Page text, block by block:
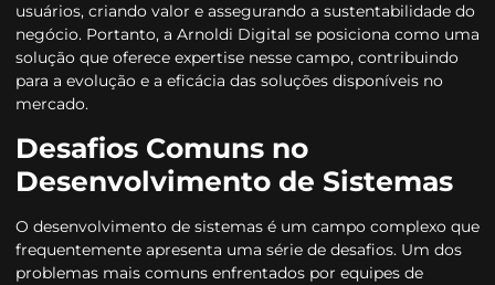
usuários, criando valor e assegurando a sustentabilidade do
negócio. Portanto, a Arnoldi Digital se posiciona como uma
solução que oferece expertise nesse campo, contribuindo
para a evolução e a eficácia das soluções disponíveis no
mercado.
Desafios Comuns no
Desenvolvimento de Sistemas
O desenvolvimento de sistemas é um campo complexo que
frequentemente apresenta uma série de desafios. Um dos
problemas mais comuns enfrentados por equipes de